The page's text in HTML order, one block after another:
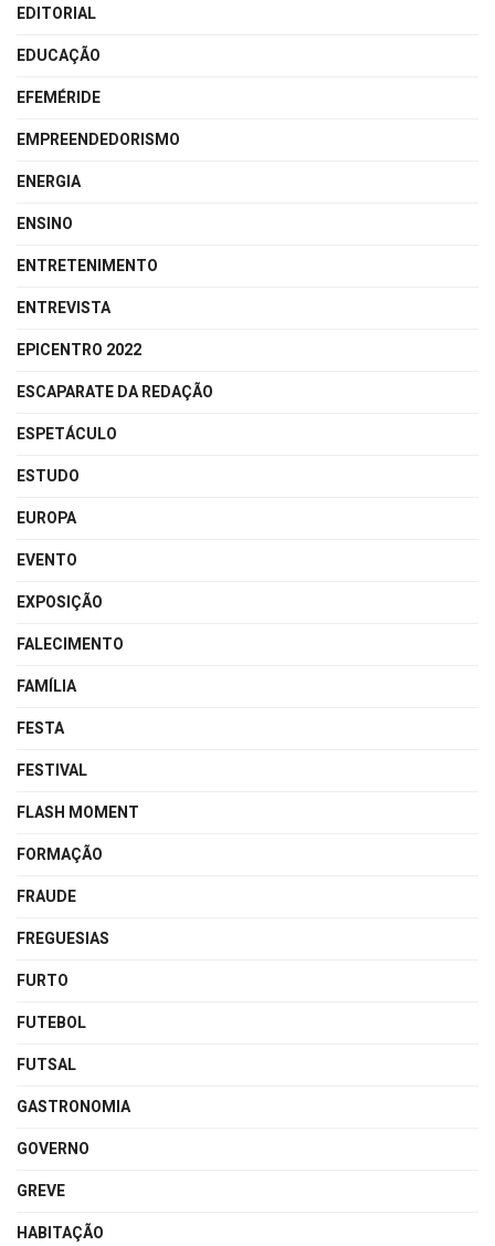
EDITORIAL
EDUCAÇÃO
EFEMÉRIDE
EMPREENDEDORISMO
ENERGIA
ENSINO
ENTRETENIMENTO
ENTREVISTA
EPICENTRO 2022
ESCAPARATE DA REDAÇÃO
ESPETÁCULO
ESTUDO
EUROPA
EVENTO
EXPOSIÇÃO
FALECIMENTO
FAMÍLIA
FESTA
FESTIVAL
FLASH MOMENT
FORMAÇÃO
FRAUDE
FREGUESIAS
FURTO
FUTEBOL
FUTSAL
GASTRONOMIA
GOVERNO
GREVE
HABITAÇÃO